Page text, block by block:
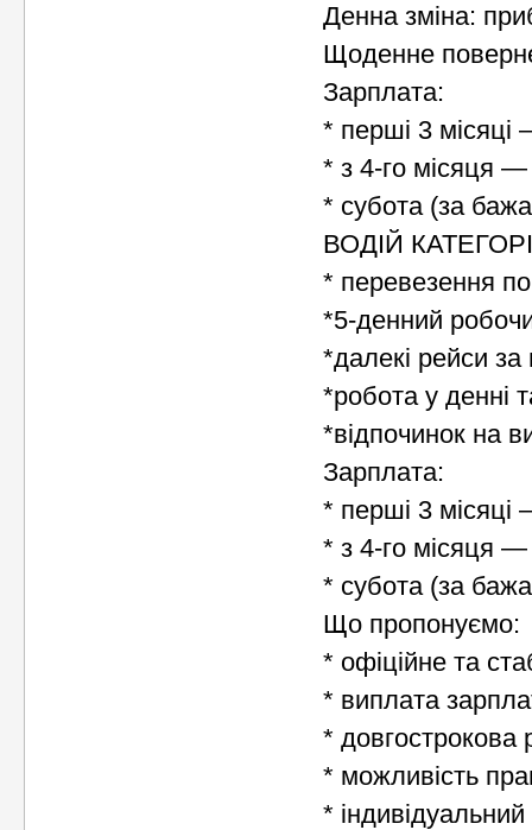
Денна зміна:
Щоденне
Зарплата:
* перші 3 місяці
* з 4-го місяця
* субота (за
ВОДІЙ
* перевезення
*5-денний
*далекі рейси
*робота у денні
*відпочинок на
Зарплата:
* перші 3 місяці
* з 4-го місяця
* субота (за
Що пропонуємо:
* офіційне та
* виплата
* довгострокова
* можливість
*